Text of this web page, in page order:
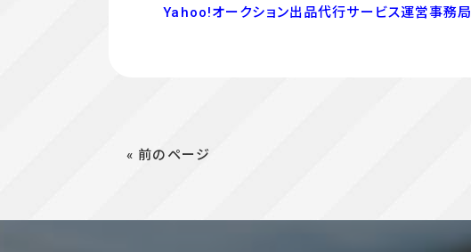
Yahoo!オークション出品代行サービス運営事務局
« 前のページ